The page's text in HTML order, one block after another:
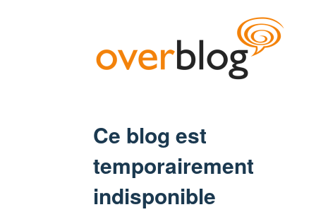
Ce blog est
temporairement
indisponible